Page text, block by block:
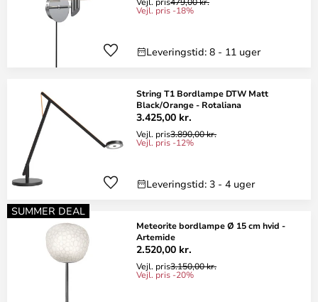
Vejl. pris -18%
Leveringstid: 8 - 11 uger
String T1 Bordlampe DTW Matt
Black/Orange - Rotaliana
3.425,00 kr.
Vejl. pris3.890,00 kr.
Vejl. pris -12%
Leveringstid: 3 - 4 uger
SUMMER DEAL
Meteorite bordlampe Ø 15 cm hvid -
Artemide
2.520,00 kr.
Vejl. pris3.150,00 kr.
Vejl. pris -20%